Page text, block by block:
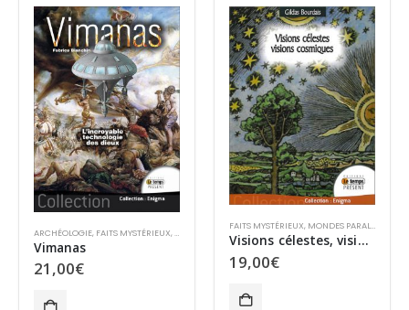
ARCHÉOLOGIE, FAITS MYSTÉRIEUX,FICTIONS MONDES PARALLÈLES,OVNIS,OVNIS,RÉCITS
Vimanas
21,00€
FAITS MYSTÉRIEUX, MONDES PARALLÈLES
Visions célestes, visions cosmiques
19,00€